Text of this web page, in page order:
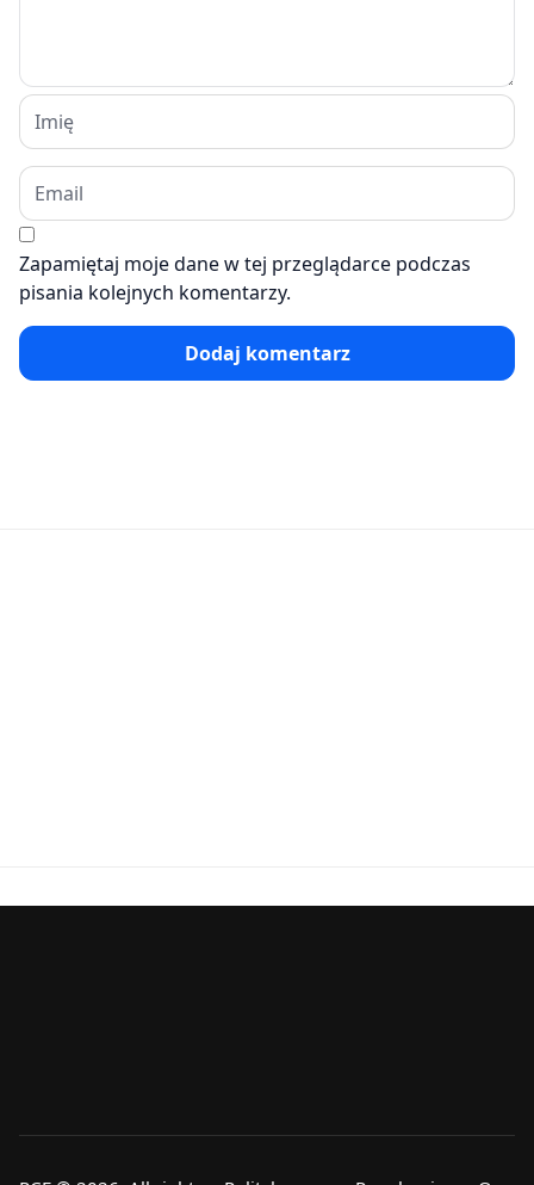
Zapamiętaj moje dane w tej przeglądarce podczas
pisania kolejnych komentarzy.
Dodaj komentarz